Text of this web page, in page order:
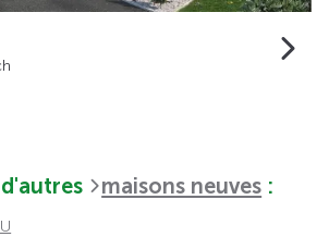
maisons neuves :